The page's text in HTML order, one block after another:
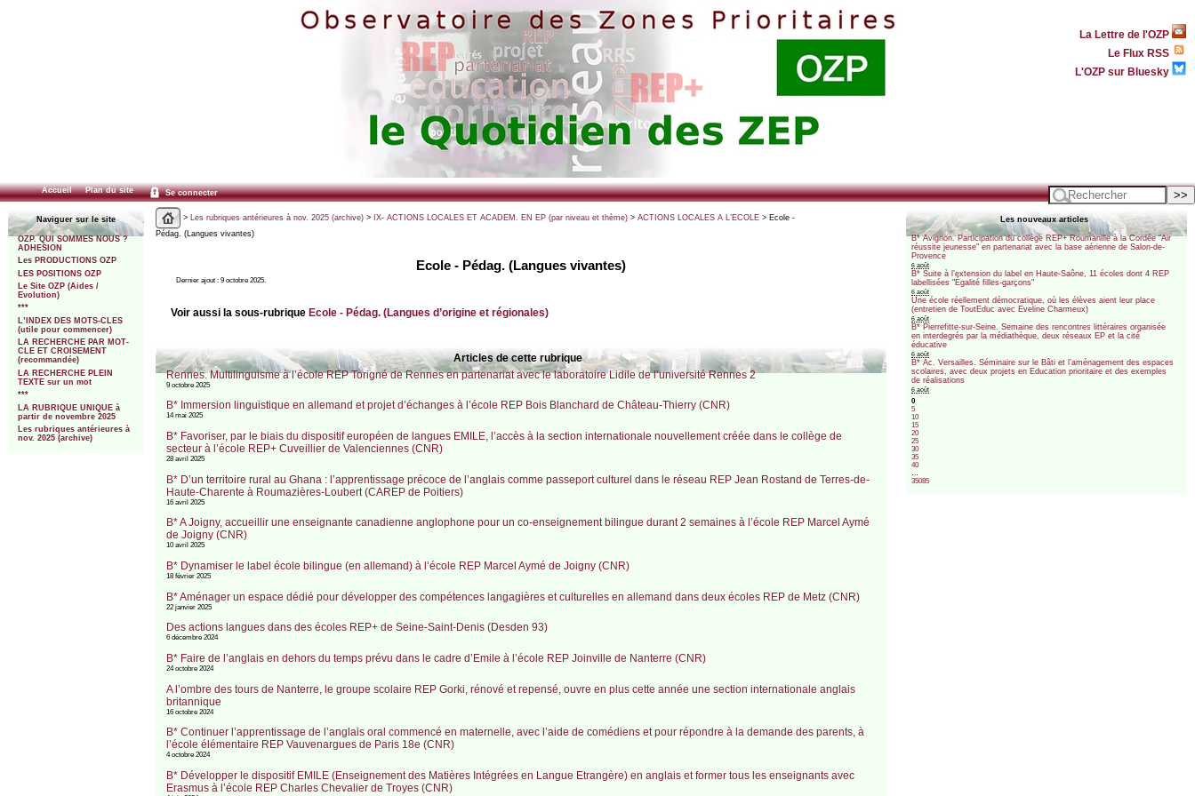
La Lettre de l'OZP
Le Flux RSS
L'OZP sur Bluesky
Accueil Plan du site Se connecter
Naviguer sur le site
OZP. QUI SOMMES NOUS ?
ADHESION
Les PRODUCTIONS OZP
LES POSITIONS OZP
Le Site OZP (Aides /
Evolution)
***
L’INDEX DES MOTS-CLES
(utile pour commencer)
LA RECHERCHE PAR MOT-
CLE ET CROISEMENT
(recommandée)
LA RECHERCHE PLEIN
TEXTE sur un mot
***
LA RUBRIQUE UNIQUE à
partir de novembre 2025
Les rubriques antérieures à
nov. 2025 (archive)
> Les rubriques antérieures à nov. 2025 (archive)> IX- ACTIONS LOCALES ET ACADEM. EN EP (par niveau et thème)> ACTIONS LOCALES A L’ECOLE> Ecole -
Pédag. (Langues vivantes)
Ecole - Pédag. (Langues vivantes)
Dernier ajout : 9 octobre 2025.
Voir aussi la sous-rubriqueEcole - Pédag. (Langues d’origine et régionales)
Articles de cette rubrique
Rennes. Multilinguisme à l’école REP Torigné de Rennes en partenariat avec le laboratoire Lidile de l’université Rennes 2
9 octobre 2025
B* Immersion linguistique en allemand et projet d’échanges à l’école REP Bois Blanchard de Château-Thierry (CNR)
14 mai 2025
B* Favoriser, par le biais du dispositif européen de langues EMILE, l’accès à la section internationale nouvellement créée dans le collège de
secteur à l’école REP+ Cuveillier de Valenciennes (CNR)
28 avril 2025
B* D’un territoire rural au Ghana : l’apprentissage précoce de l’anglais comme passeport culturel dans le réseau REP Jean Rostand de Terres-de-
Haute-Charente à Roumazières-Loubert (CAREP de Poitiers)
16 avril 2025
B* A Joigny, accueillir une enseignante canadienne anglophone pour un co-enseignement bilingue durant 2 semaines à l’école REP Marcel Aymé
de Joigny (CNR)
10 avril 2025
B* Dynamiser le label école bilingue (en allemand) à l’école REP Marcel Aymé de Joigny (CNR)
18 février 2025
B* Aménager un espace dédié pour développer des compétences langagières et culturelles en allemand dans deux écoles REP de Metz (CNR)
22 janvier 2025
Des actions langues dans des écoles REP+ de Seine-Saint-Denis (Desden 93)
6 décembre 2024
B* Faire de l’anglais en dehors du temps prévu dans le cadre d’Emile à l’école REP Joinville de Nanterre (CNR)
24 octobre 2024
A l’ombre des tours de Nanterre, le groupe scolaire REP Gorki, rénové et repensé, ouvre en plus cette année une section internationale anglais
britannique
16 octobre 2024
B* Continuer l’apprentissage de l’anglais oral commencé en maternelle, avec l’aide de comédiens et pour répondre à la demande des parents, à
l’école élémentaire REP Vauvenargues de Paris 18e (CNR)
4 octobre 2024
B* Développer le dispositif EMILE (Enseignement des Matières Intégrées en Langue Etrangère) en anglais et former tous les enseignants avec
Erasmus à l’école REP Charles Chevalier de Troyes (CNR)
Les nouveaux articles
B* Avignon. Participation du collège REP+ Roumanille à la Cordée "Air
réussite jeunesse" en partenariat avec la base aérienne de Salon-de-
Provence
6 août
B* Suite à l’extension du label en Haute-Saône, 11 écoles dont 4 REP
labellisées "Égalité filles-garçons"
6 août
Une école réellement démocratique, où les élèves aient leur place
(entretien de ToutEduc avec Eveline Charmeux)
6 août
B* Pierrefitte-sur-Seine. Semaine des rencontres littéraires organisée
en interdegrés par la médiathèque, deux réseaux EP et la cité
éducative
6 août
B* Ac. Versailles. Séminaire sur le Bâti et l’aménagement des espaces
scolaires, avec deux projets en Education prioritaire et des exemples
de réalisations
6 août
0
5
10
15
20
25
30
35
40
35085